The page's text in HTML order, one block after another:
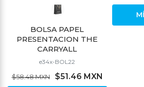
BOLSA PAPEL
PRESENTACION THE
CARRYALL
e34x-BOL22
$58.48 MXN $51.46 MXN